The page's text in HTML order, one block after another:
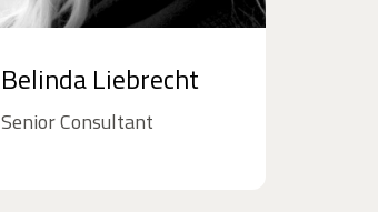
Belinda Liebrecht
Senior Consultant